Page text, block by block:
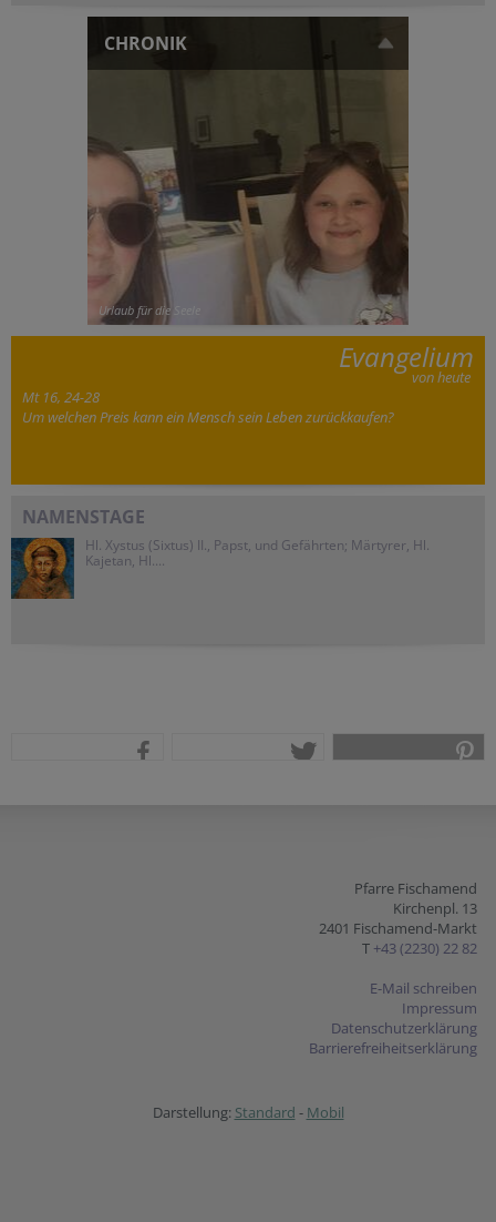
CHRONIK
Urlaub für die Seele
Evangelium
von heute
Mt 16, 24-28
Um welchen Preis kann ein Mensch sein Leben zurückkaufen?
NAMENSTAGE
Hl. Xystus (Sixtus) II., Papst, und Gefährten; Märtyrer, Hl.
Kajetan, Hl....
Pfarre Fischamend
Kirchenpl. 13
2401 Fischamend-Markt
T +43 (2230) 22 82
E-Mail schreiben
Impressum
Datenschutzerklärung
Barrierefreiheitserklärung
Darstellung: Standard - Mobil